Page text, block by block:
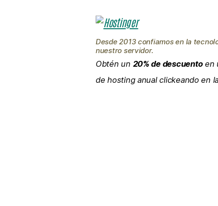
Desde 2013 confiamos en la
nuestro servidor.
Obtén un 20% de descuentoen
de hosting anual clickeando en